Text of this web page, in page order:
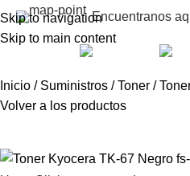
Skip to navigation
Skip to main content
Encuentranos
Inicio Suministros Toner
Volver a los productos